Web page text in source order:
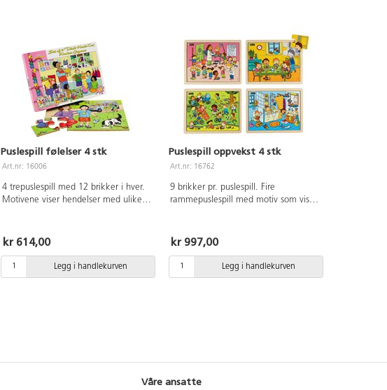
Puslespill følelser 4 stk
Art.nr: 16006
4 trepuslespill med 12 brikker i hver.
Motivene viser hendelser med ulike
i ulike situasjoner. FSC-sertifisert tre.
PVC-fri. Fra 3 år.
kr 614,00
Legg i handlekurven
Puslespill oppvekst 4 stk
Art.nr: 16762
9 brikker pr. puslespill. Fire
rammepuslespill med motiv som viser
puslespill har et plastunderlag med
motivet trykt på slik at det skal være
enklere å finne brikkens plass. Mål:
23x18 cm. PVC-fri. Fra 2 år.
kr 997,00
Legg i handlekurven
Våre ansatte